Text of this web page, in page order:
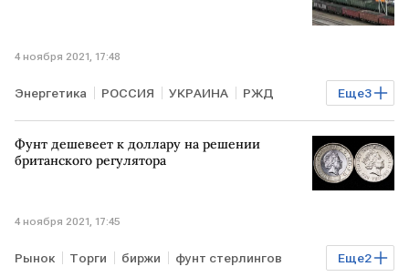
4 ноября 2021, 17:48
Еще3
Энергетика РОССИЯ УКРАИНА РЖД
КАЗАХСТАН уголь транзит
Фунт дешевеет к доллару на решении
британского регулятора
4 ноября 2021, 17:45
Еще2
Рынок Торги биржи фунт стерлингов